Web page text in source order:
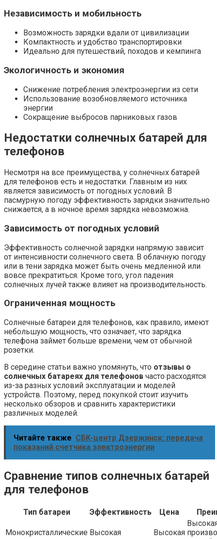
Независимость и мобильность
Возможность зарядки вдали от цивилизации
Компактность и удобство транспортировки
Идеально для путешествий, походов и кемпинга
Экологичность и экономия
Снижение потребления электроэнергии из сети
Использование возобновляемого источника
энергии
Сокращение выбросов парниковых газов
Недостатки солнечных батарей для
телефонов
Несмотря на все преимущества, у солнечных батарей
для телефонов есть и недостатки. Главным из них
является зависимость от погодных условий. В
пасмурную погоду эффективность зарядки значительно
снижается, а в ночное время зарядка невозможна.
Зависимость от погодных условий
Эффективность солнечной зарядки напрямую зависит
от интенсивности солнечного света. В облачную погоду
или в тени зарядка может быть очень медленной или
вовсе прекратиться. Кроме того, угол падения
солнечных лучей также влияет на производительность.
Ограниченная мощность
Солнечные батареи для телефонов, как правило, имеют
небольшую мощность, что означает, что зарядка
телефона займет больше времени, чем от обычной
розетки.
В середине статьи важно упомянуть, что отзывы о
солнечных батареях для телефонов часто расходятся
из-за разных условий эксплуатации и моделей
устройств. Поэтому, перед покупкой стоит изучить
несколько обзоров и сравнить характеристики
различных моделей.
Читайте также СБК-центр Дзержинск: передача
показаний счетчика электроэнергии
Сравнение типов солнечных батарей
для телефонов
Тип батареи Эффективность Цена
Монокристаллические Высокая Высокая